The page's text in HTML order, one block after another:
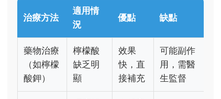
治療方法
適用情
況
優點 缺點
藥物治療
（如檸檬
酸鉀）
檸檬酸
缺乏明
顯
效果
快，直
接補充
可能副作
用，需醫
生監督